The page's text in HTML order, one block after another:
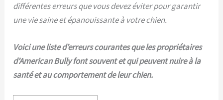
différentes erreurs que vous devez éviter pour garantir
une vie saine et épanouissante à votre chien.
Voici une liste d’erreurs courantes que les propriétaires
d’American Bully font souvent et qui peuvent nuire à la
santé et au comportement de leur chien.